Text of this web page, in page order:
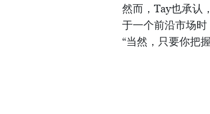
然而，Tay也承认
于一个前沿市场
“当然，只要你把